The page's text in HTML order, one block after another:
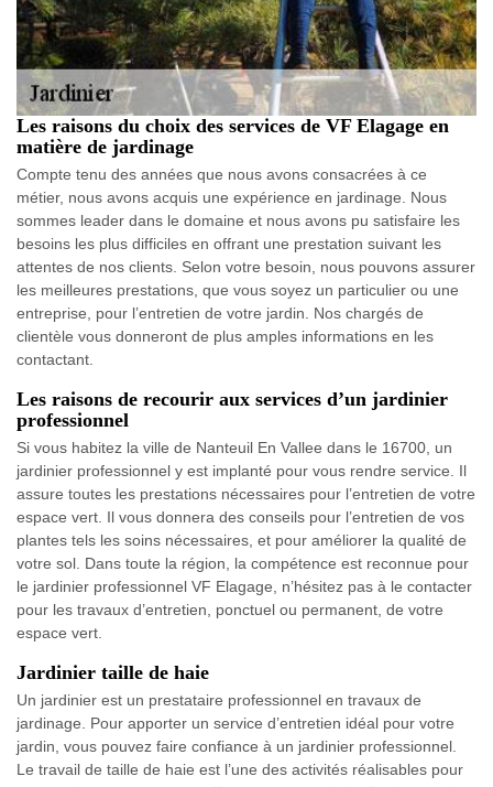
Les raisons du choix des services de VF Elagage en
matière de jardinage
Compte tenu des années que nous avons consacrées à ce
métier, nous avons acquis une expérience en jardinage. Nous
sommes leader dans le domaine et nous avons pu satisfaire les
besoins les plus difficiles en offrant une prestation suivant les
attentes de nos clients. Selon votre besoin, nous pouvons assurer
les meilleures prestations, que vous soyez un particulier ou une
entreprise, pour l’entretien de votre jardin. Nos chargés de
clientèle vous donneront de plus amples informations en les
contactant.
Les raisons de recourir aux services d’un jardinier
professionnel
Si vous habitez la ville de Nanteuil En Vallee dans le 16700, un
jardinier professionnel y est implanté pour vous rendre service. Il
assure toutes les prestations nécessaires pour l’entretien de votre
espace vert. Il vous donnera des conseils pour l’entretien de vos
plantes tels les soins nécessaires, et pour améliorer la qualité de
votre sol. Dans toute la région, la compétence est reconnue pour
le jardinier professionnel VF Elagage, n’hésitez pas à le contacter
pour les travaux d’entretien, ponctuel ou permanent, de votre
espace vert.
Jardinier taille de haie
Un jardinier est un prestataire professionnel en travaux de
jardinage. Pour apporter un service d’entretien idéal pour votre
jardin, vous pouvez faire confiance à un jardinier professionnel.
Le travail de taille de haie est l’une des activités réalisables pour